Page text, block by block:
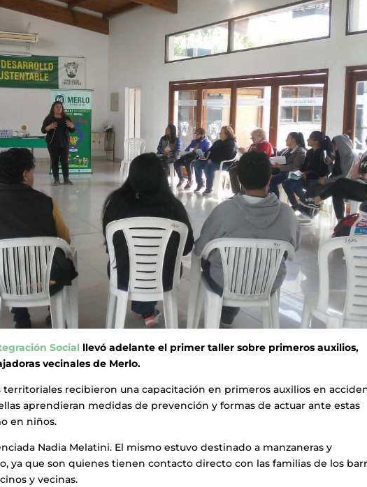
Social llevó adelante el primer taller sobre primeros auxilios,
vecinales de Merlo.
territoriales recibieron una capacitación en primeros auxilios en
aprendieran medidas de prevención y formas de actuar ante estas
en niños.
Nadia Melatini. El mismo estuvo destinado a manzaneras y
ya que son quienes tienen contacto directo con las familias de los
y vecinas.